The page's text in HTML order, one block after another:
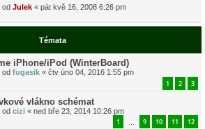
od Julek « pát kvě 16, 2008 6:26 pm
Témata
iPhone/iPod (WinterBoard)
od fugasik « čtv úno 04, 2016 1:55 pm
1 2 3
vlákno schémat
od cizi « ned bře 23, 2014 10:26 pm
1 9 10 11 12